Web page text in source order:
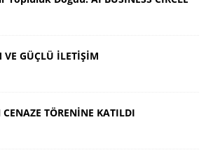
VE GÜÇLÜ İLETİŞİM
TÖRENİNE KATILDI